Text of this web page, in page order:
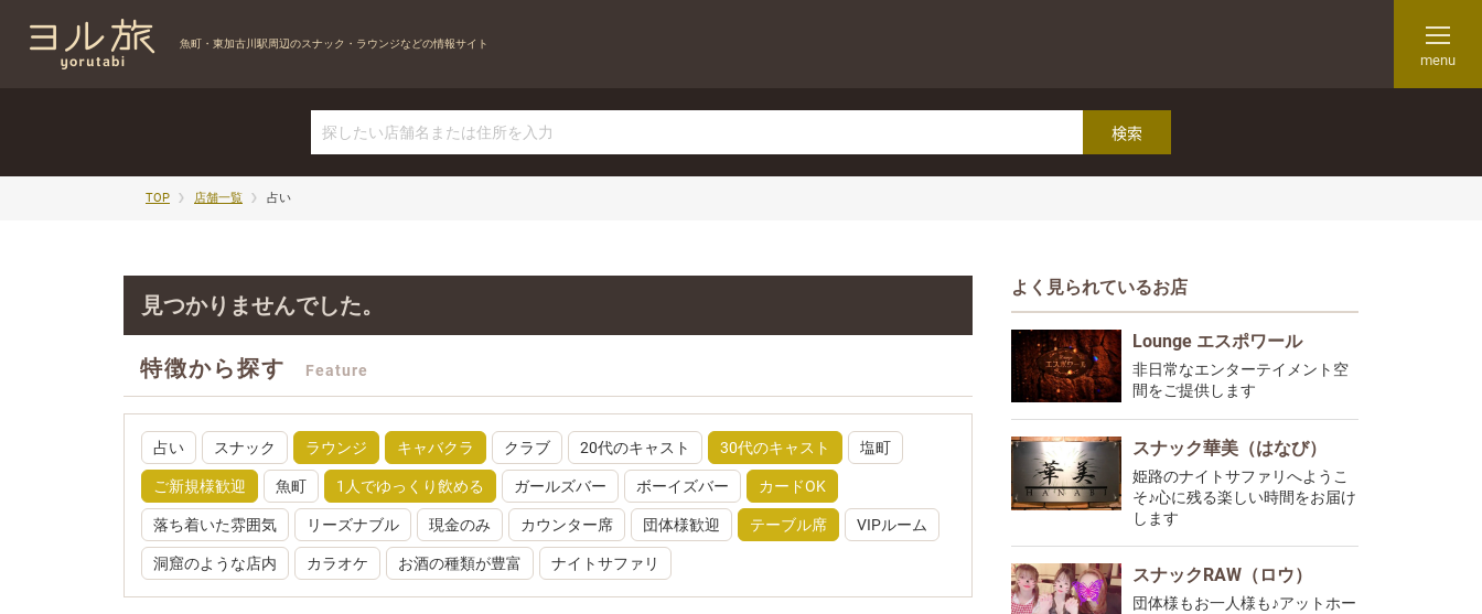
魚町・東加古川駅周辺のスナック・ラウンジなどの情報サイト
menu
TOP 店舗一覧 占い
見つかりませんでした。
特徴から探す Feature
占い スナック ラウンジ キャバクラ クラブ 20代のキャスト 30代のキャスト 塩町
ご新規様歓迎 魚町 1人でゆっくり飲める ガールズバー ボーイズバー カードOK
落ち着いた雰囲気 リーズナブル 現金のみ カウンター席 団体様歓迎 テーブル席 VIPルーム
洞窟のような店内 カラオケ お酒の種類が豊富 ナイトサファリ
よく見られているお店
Lounge エスポワール
非日常なエンターテイメント空
間をご提供します
スナック華美（はなび）
姫路のナイトサファリへようこ
そ♪心に残る楽しい時間をお届け
します
スナックRAW（ロウ）
団体様もお一人様も♪アットホー